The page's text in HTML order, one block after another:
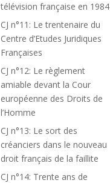
télévision française en 1984
CJ n°11: Le trentenaire du
Centre d’Etudes Juridiques
Françaises
CJ n°12: Le règlement
amiable devant la Cour
européenne des Droits de
l’Homme
CJ n°13: Le sort des
créanciers dans le nouveau
droit français de la faillite
CJ n°14: Trente ans de